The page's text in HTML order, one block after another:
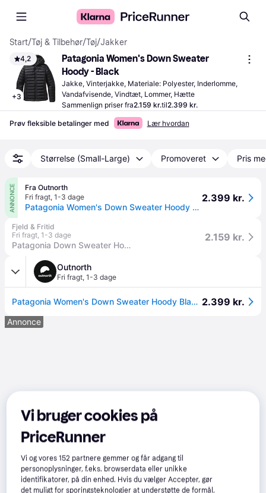
Start/Tøj & Tilbehør/Tøj/Jakker
4,2
+3
Patagonia Women's Down Sweater
Hoody - Black
Jakke, Vinterjakke, Materiale: Polyester, Inderlomme,
Vandafvisende, Vindtæt, Lommer, Hætte
Sammenlign priser fra2.159 kr.til2.399 kr.
Prøv fleksible betalinger med Lær hvordan
Størrelse (Small-Large) Promoveret Pris
ANNONCE
Fra Outnorth
Fri fragt, 1-3 dage
Patagonia Women's Down Sweater Hoody Black, Black L
2.399 kr.
Fjeld & Fritid
Fri fragt, 1-3 dage
Patagonia Down Sweater Hoody (Sort (BLACK) X-large).
2.159 kr.
Outnorth
Fri fragt, 1-3 dage
Patagonia Women's Down Sweater Hoody Black, Black M 2.399 kr.
Annonce
Vi bruger cookies på
PriceRunner
Vi og vores152 partnere gemmer og får adgang til
personoplysninger, f.eks. browserdata eller unikke
identifikatorer, på din enhed. Hvis du vælger Accepter, gør
det muligt for sporingsteknologier at understøtte de formål,